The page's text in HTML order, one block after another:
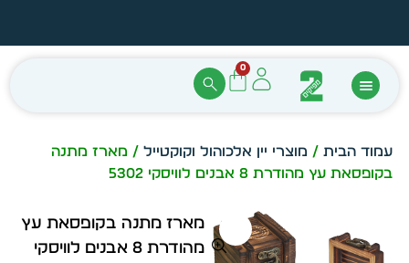
0
עמוד הבית / מוצרי יין אלכוהול וקוקטייל / מארז מתנה
בקופסאת עץ מהודרת 8 אבנים לוויסקי 5302
מארז מתנה בקופסאת עץ
מהודרת 8 אבנים לוויסקי